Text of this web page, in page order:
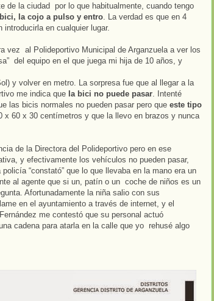
de la ciudad por lo que habitualmente, cuando tengo
la cojo a pulso y entro . La verdad es que en 4
introducirla en cualquier lugar.
vez al Polideportivo Municipal de Arganzuela a ver los
del equipo en el que juega mi hija de 10 años, y
y volver en metro. La sorpresa fue que al llegar a la
me indica que la bici no puede pasar . Intenté
las bicis normales no pueden pasar pero que este tipo
x 60 x 30 centímetros y que la llevo en brazos y nunca
de la Directora del Polideportivo pero en ese
y efectivamente los vehículos no pueden pasar,
“constató” que lo que llevaba en la mano era un
al agente que si un, patín o un coche de niños es un
Afortunadamente la niña salio con sus
en el ayuntamiento a través de internet, y el
me contestó que su personal actuó
cadena para atarla en la calle que yo rehusé algo